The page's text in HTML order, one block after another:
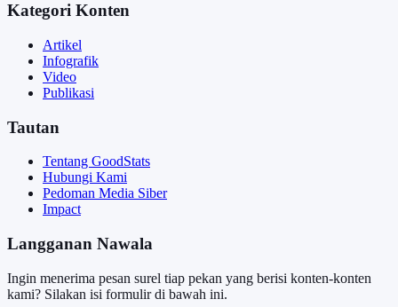
Kategori Konten
Artikel
Infografik
Video
Publikasi
Tautan
Tentang GoodStats
Hubungi Kami
Pedoman Media Siber
Impact
Langganan Nawala
Ingin menerima pesan surel tiap pekan yang berisi konten-konten
kami? Silakan isi formulir di bawah ini.